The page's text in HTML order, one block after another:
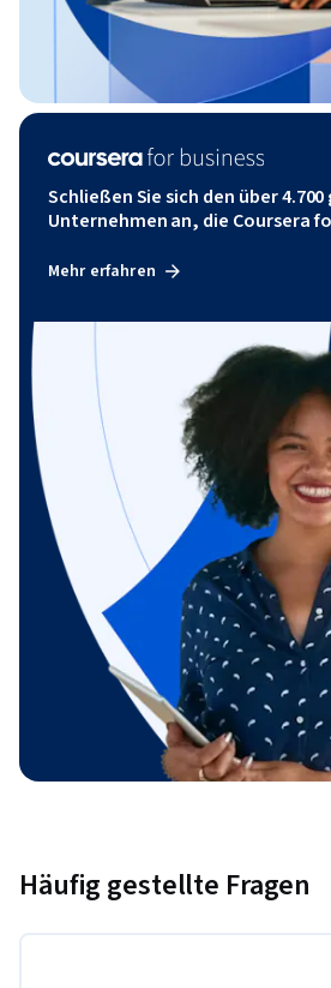
Schließen Sie sich den über
Unternehmen an, die Coursera
Mehr erfahren
Häufig gestellte Fragen